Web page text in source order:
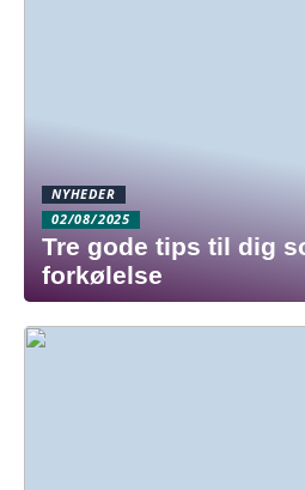
NYHEDER
02/08/2025
Tre gode tips til dig
forkølelse